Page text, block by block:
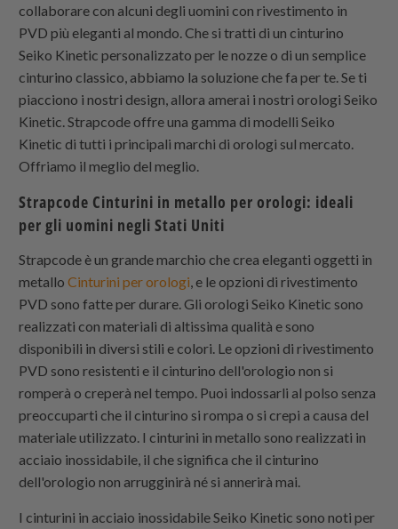
collaborare con alcuni degli uomini con rivestimento in
PVD più eleganti al mondo. Che si tratti di un cinturino
Seiko Kinetic personalizzato per le nozze o di un semplice
cinturino classico, abbiamo la soluzione che fa per te. Se ti
piacciono i nostri design, allora amerai i nostri orologi Seiko
Kinetic. Strapcodeoffre una gamma di modelli Seiko
Kinetic di tutti i principali marchi di orologi sul mercato.
Offriamo il meglio del meglio.
Strapcode Cinturini in metallo per orologi: ideali
per gli uomini negli Stati Uniti
Strapcode è un grande marchio che crea eleganti oggetti in
metalloCinturini per orologi , e le opzioni di rivestimento
PVD sono fatte per durare. Gli orologi Seiko Kinetic sono
realizzati con materiali di altissima qualità e sono
disponibili in diversi stili e colori. Le opzioni di rivestimento
PVD sono resistenti e il cinturino dell'orologio non si
romperà o creperà nel tempo. Puoi indossarli al polso senza
preoccuparti che il cinturino si rompa o si crepi a causa del
materiale utilizzato. I cinturini in metallo sono realizzati in
acciaio inossidabile, il che significa che il cinturino
dell'orologio non arrugginirà né si annerirà mai.
I cinturini in acciaio inossidabile Seiko Kinetic sono noti per